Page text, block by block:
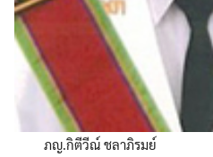
ภญ.กิตีวีณ์ ชลาภิรมย์